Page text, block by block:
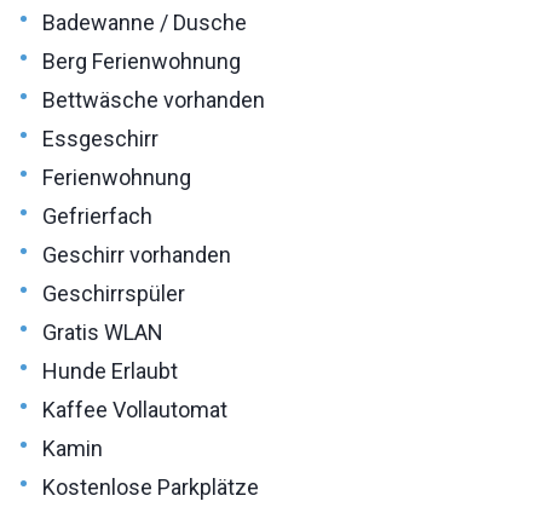
• Badewanne / Dusche
• Berg Ferienwohnung
• Bettwäsche vorhanden
• Essgeschirr
• Ferienwohnung
• Gefrierfach
• Geschirr vorhanden
• Geschirrspüler
• Gratis WLAN
• Hunde Erlaubt
• Kaffee Vollautomat
• Kamin
• Kostenlose Parkplätze